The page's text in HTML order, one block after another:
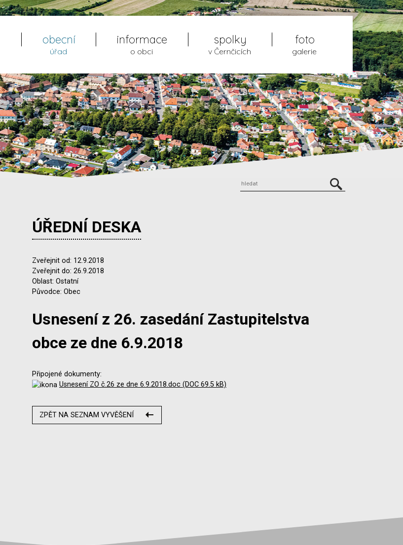
obecní
úřad
informace
o obci
spolky
v Černčicích
foto
galerie
ÚŘEDNÍ DESKA
Zveřejnit od: 12.9.2018
Zveřejnit do: 26.9.2018
Oblast: Ostatní
Původce: Obec
Usnesení z 26. zasedání Zastupitelstva
obce ze dne 6.9.2018
Připojené dokumenty:
Usnesení ZO č.26 ze dne 6.9.2018.doc (DOC 69.5 kB)
ZPĚT NA SEZNAM VYVĚŠENÍ